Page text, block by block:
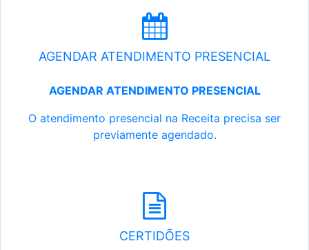
AGENDAR ATENDIMENTO PRESENCIAL
AGENDAR ATENDIMENTO PRESENCIAL
O atendimento presencial na Receita precisa ser
previamente agendado.
CERTIDÕES